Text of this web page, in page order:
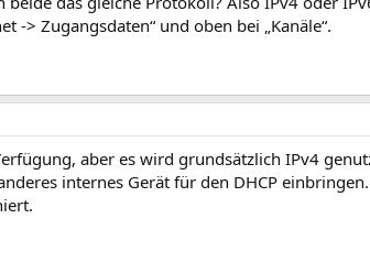
-> Zugangsdaten“ und oben bei „Kanäle“.
aber es wird grundsätzlich IPv4
internes Gerät für den DHCP